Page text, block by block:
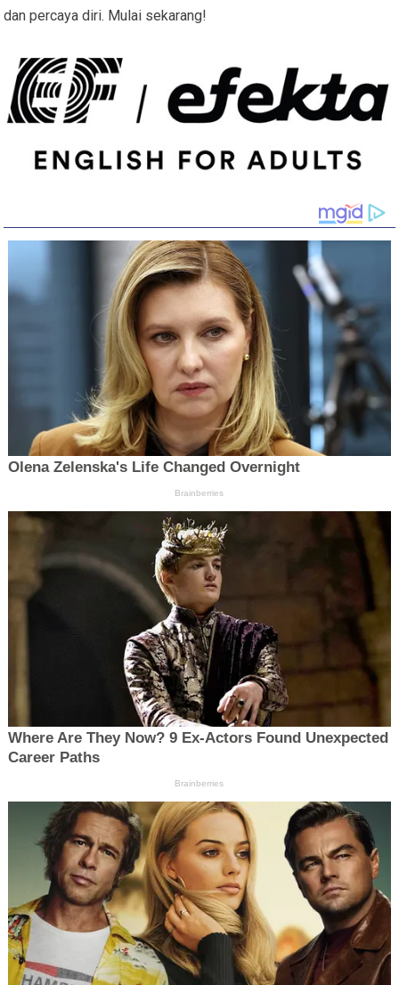
dan percaya diri. Mulai sekarang!